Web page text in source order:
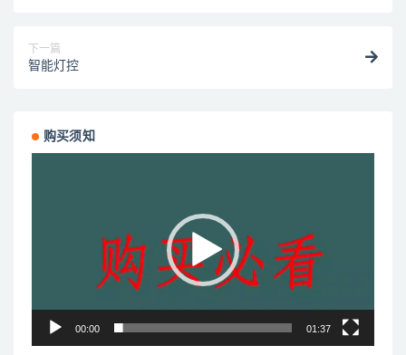
下一篇
智能灯控
购买须知
00:00 01:37